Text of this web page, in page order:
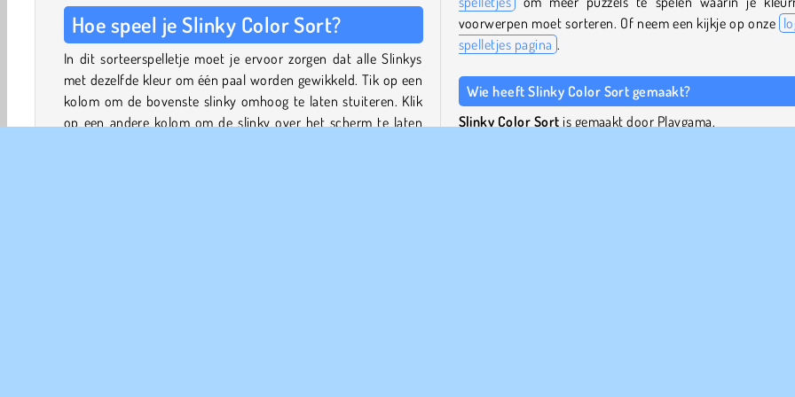
Hoe speel je Slinky Color Sort?
In dit sorteerspelletje moet je ervoor zorgen dat alle Slinkys
met dezelfde kleur om één paal worden gewikkeld. Tik op een
kolom om de bovenste slinky omhoog te laten stuiteren. Klik
op een andere kolom om de slinky over het scherm te laten
voorwerpen moet sorteren. Of neem een kijkje op onze
spelletjes pagina .
Wie heeft Slinky Color Sort gemaakt?
Slinky Color Sort is gemaakt door Playgama.